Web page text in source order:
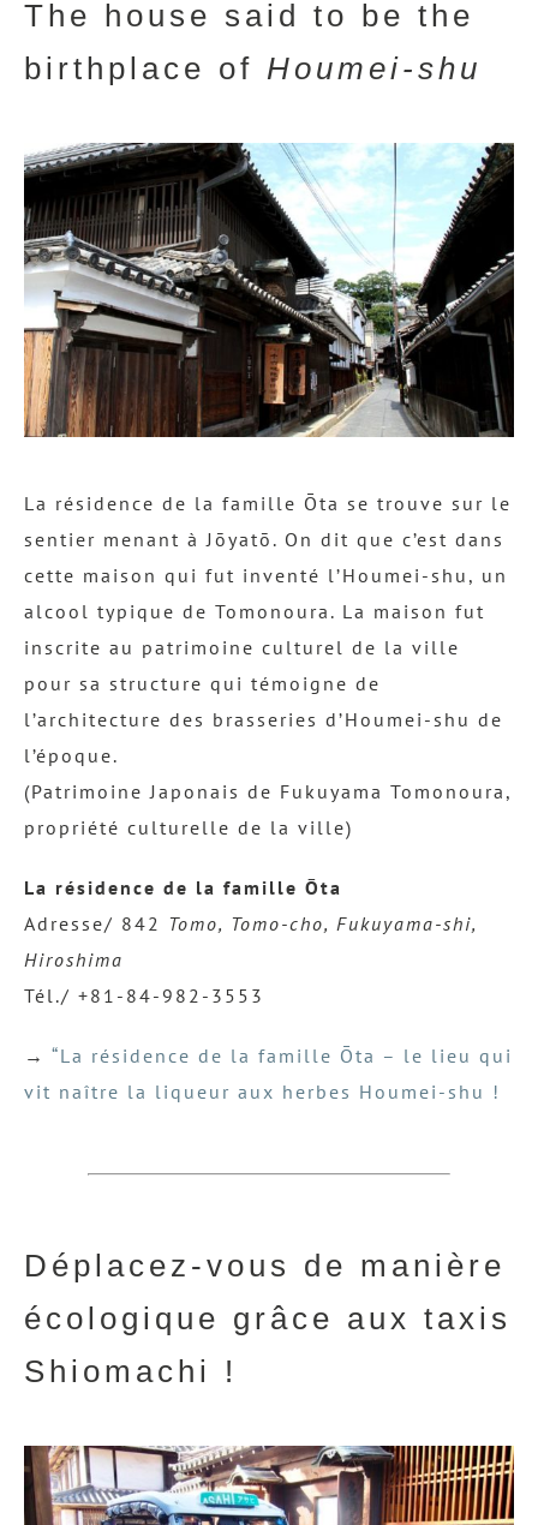
The house said to be the
birthplace of Houmei-shu
La résidence de la famille Ōta se trouve sur le
sentier menant à Jōyatō. On dit que c’est dans
cette maison qui fut inventé l’Houmei-shu, un
alcool typique de Tomonoura. La maison fut
inscrite au patrimoine culturel de la ville
pour sa structure qui témoigne de
l’architecture des brasseries d’Houmei-shu de
l’époque.
(Patrimoine Japonais de Fukuyama Tomonoura,
propriété culturelle de la ville)
La résidence de la famille Ōta
Adresse/ 842 Tomo, Tomo-cho, Fukuyama-shi,
Hiroshima
Tél./ +81-84-982-3553
→ “La résidence de la famille Ōta – le lieu qui
vit naître la liqueur aux herbes Houmei-shu !
Déplacez-vous de manière
écologique grâce aux taxis
Shiomachi !